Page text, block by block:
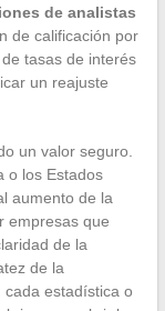
de analistas
de calificación por
tasas de interés
un reajuste
un valor seguro.
o los Estados
aumento de la
empresas que
de la
de la
estadística o